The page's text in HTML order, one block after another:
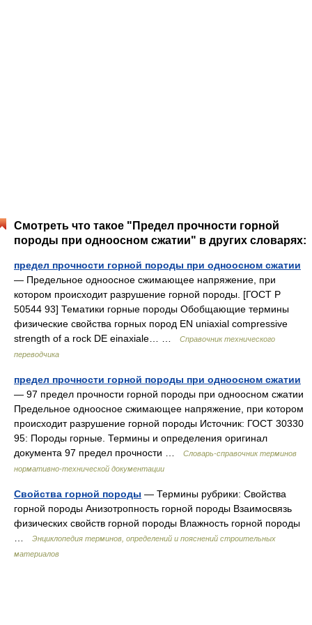
Смотреть что такое "Предел прочности горной
породы при одноосном сжатии" в других словарях:
предел прочности горной породы при одноосном сжатии
— Предельное одноосное сжимающее напряжение, при
котором происходит разрушение горной породы. [ГОСТ Р
50544 93] Тематики горные породы Обобщающие термины
физические свойства горных пород EN uniaxial compressive
strength of а rock DE einaxiale… …
Справочник технического
переводчика
предел прочности горной породы при одноосном сжатии
— 97 предел прочности горной породы при одноосном сжатии
Предельное одноосное сжимающее напряжение, при котором
происходит разрушение горной породы Источник: ГОСТ 30330
95: Породы горные. Термины и определения оригинал
документа 97 предел прочности …
Словарь-справочник терминов
нормативно-технической документации
Свойства горной породы — Термины рубрики: Свойства
горной породы Анизотропность горной породы Взаимосвязь
физических свойств горной породы Влажность горной породы
Энциклопедия терминов, определений и пояснений строительных
материалов